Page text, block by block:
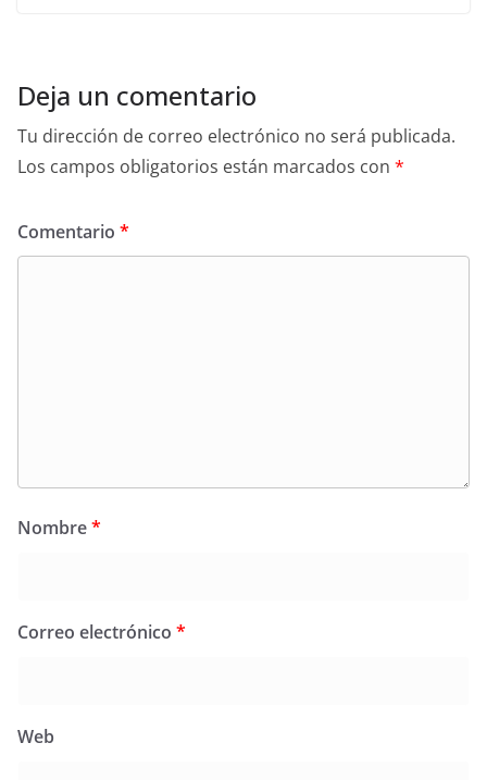
Deja un comentario
Tu dirección de correo electrónico no será publicada.
Los campos obligatorios están marcados con *
Comentario *
Nombre*
Correo electrónico *
Web